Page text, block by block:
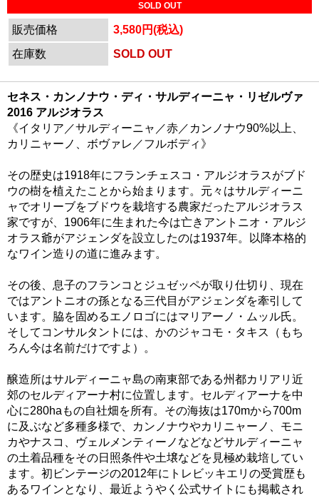
SOLD OUT
販売価格
3,580円(税込)
在庫数
SOLD OUT
セネス・カンノナウ・ディ・サルディーニャ・リゼルヴァ
2016 アルジオラス
《イタリア／サルディーニャ／赤／カンノナウ90%以上、
カリニャーノ、ボヴァレ／フルボディ》
その歴史は1918年にフランチェスコ・アルジオラスがブド
ウの樹を植えたことから始まります。元々はサルディーニ
ャでオリーブをブドウを栽培する農家だったアルジオラス
家ですが、1906年に生まれた今は亡きアントニオ・アルジ
オラス爺がアジェンダを設立したのは1937年。以降本格的
なワイン造りの道に進みます。
その後、息子のフランコとジュゼッペが取り仕切り、現在
ではアントニオの孫となる三代目がアジェンダを牽引して
います。脇を固めるエノロゴにはマリアーノ・ムッル氏。
そしてコンサルタントには、かのジャコモ・タキス（もち
ろん今は名前だけですよ）。
醸造所はサルディーニャ島の南東部である州都カリアリ近
郊のセルディアーナ村に位置します。セルディアーナを中
心に280haもの自社畑を所有。その海抜は170mから700m
に及ぶなど多種多様で、カンノナウやカリニャーノ、モニ
カやナスコ、ヴェルメンティーノなどなどサルディーニャ
の土着品種をその日照条件や土壌などを見極め栽培してい
ます。初ビンテージの2012年にトレビッキエリの受賞歴も
あるワインとなり、最近ようやく公式サイトにも掲載され